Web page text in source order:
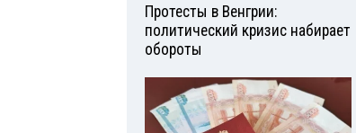
Протесты в Венгрии:
политический кризис набирает
обороты